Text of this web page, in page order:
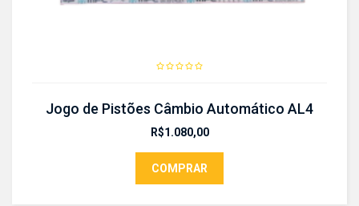
Jogo de Pistões Câmbio Automático AL4
R$1.080,00
COMPRAR